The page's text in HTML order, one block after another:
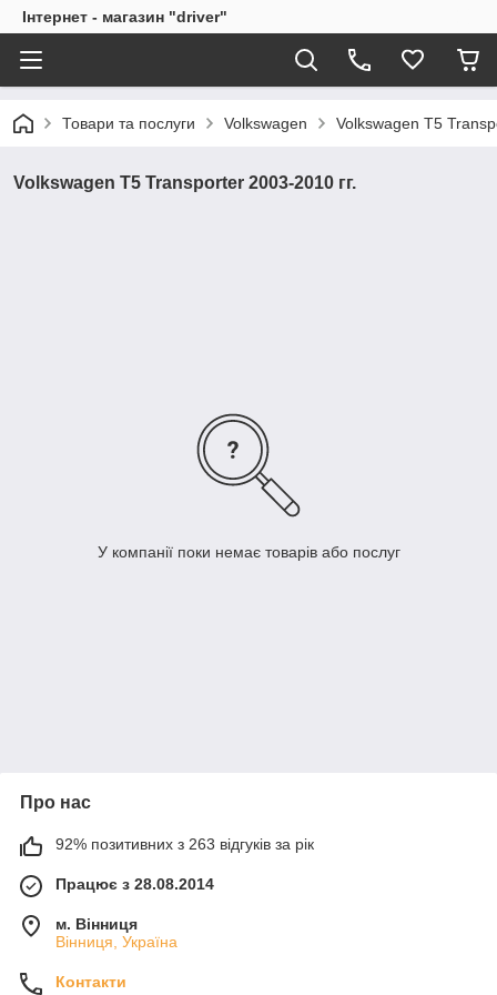
Інтернет - магазин "driver"
Товари та послуги Volkswagen Volkswagen T5
Volkswagen T5 Transporter 2003-2010 гг.
У компанії поки немає товарів або послуг
Про нас
92% позитивних з 263 відгуків за рік
Працює з 28.08.2014
м. Вінниця
Вінниця, Україна
Контакти